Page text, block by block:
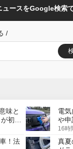
ースをGoogle検索
/
味と
初の
電
や申
16時
！法
真夏